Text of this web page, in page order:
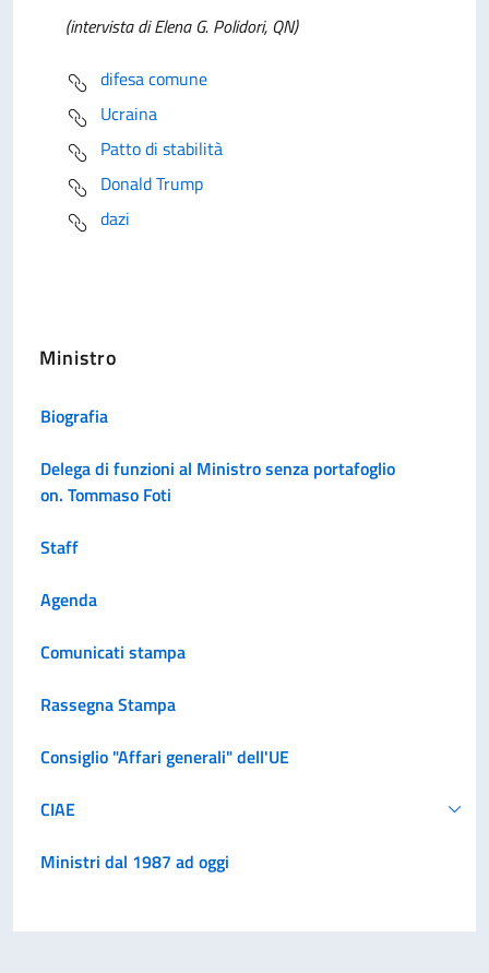
(intervista di Elena G. Polidori, QN)
difesa comune
Ucraina
Patto di stabilità
Donald Trump
dazi
Ministro
Biografia
Delega di funzioni al Ministro senza portafoglio
on. Tommaso Foti
Staff
Agenda
Comunicati stampa
Rassegna Stampa
Consiglio "Affari generali" dell'UE
CIAE
Ministri dal 1987 ad oggi